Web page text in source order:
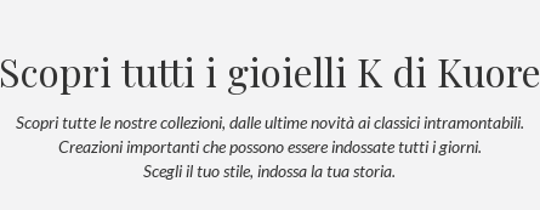
Scopri tutti i gioielli K di Kuore
Scopri tutte le nostre collezioni, dalle ultime novità ai classici intramontabili.
Creazioni importanti che possono essere indossate tutti i giorni.
Scegli il tuo stile, indossa la tua storia.